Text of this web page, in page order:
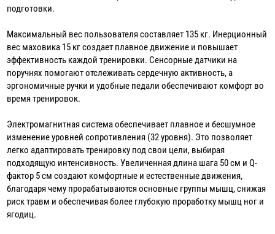
подготовки.
Максимальный вес пользователя составляет 135 кг. Инерционный
вес маховика 15 кг создает плавное движение и повышает
эффективность каждой тренировки. Сенсорные датчики на
поручнях помогают отслеживать сердечную активность, а
эргономичные ручки и удобные педали обеспечивают комфорт во
время тренировок.
Электромагнитная система обеспечивает плавное и бесшумное
изменение уровней сопротивления (32 уровня). Это позволяет
легко адаптировать тренировку под свои цели, выбирая
подходящую интенсивность. Увеличенная длина шага 50 см и Q-
фактор 5 см создают комфортные и естественные движения,
благодаря чему прорабатываются основные группы мышц, снижая
риск травм и обеспечивая более глубокую проработку мышц ног и
ягодиц.